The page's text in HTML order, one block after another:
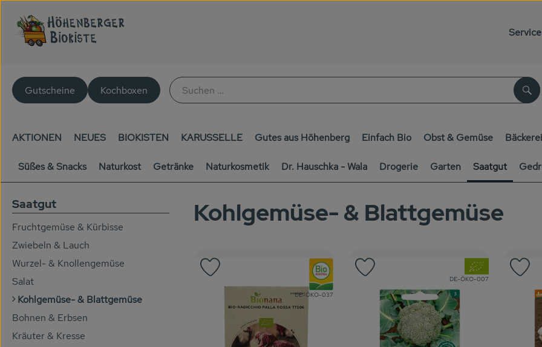
Service
Gutscheine Kochboxen
AKTIONEN NEUES BIOKISTEN KARUSSELLE Gutes aus Höhenberg Einfach Bio Obst & Gemüse Bäckerei
Süßes & Snacks Naturkost Getränke Naturkosmetik Dr. Hauschka - Wala Drogerie Garten Saatgut
Saatgut
Fruchtgemüse & Kürbisse
Zwiebeln & Lauch
Wurzel- & Knollengemüse
Salat
Kohlgemüse- & Blattgemüse
Bohnen & Erbsen
Kräuter & Kresse
Kohlgemüse- & Blattgemüse
, Verband:
, Kontrollstelle:
DE-ÖKO-037
Produkt zu Favouriten hinzufügen , Verband:
, Kontrollstelle:
DE-ÖKO-007
Produkt zu Favouriten hinzufügen